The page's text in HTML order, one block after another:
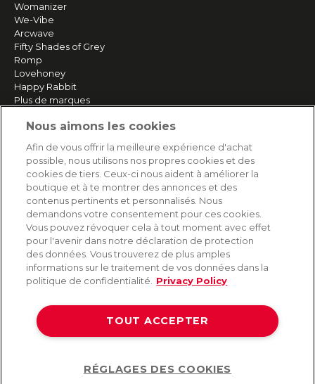
Womanizer
We-Vibe
Arcwave
Fifty Shades of Grey
Romp
Lovehoney
Happy Rabbit
Plus de marques
SERVICE
Livraison rapide et gratuite
Retours & remboursements
Paiement sécurisé
AIDE
Contact
Livraison et expédition
Foire aux questions
Protection des données
Nous aimons les cookies
Afin de vous offrir la meilleure expérience d'achat
possible, nous utilisons nos propres cookies et des
cookies de tiers. Ceux-ci nous aident à améliorer la
boutique et à te montrer des annonces et des
contenus pertinents et personnalisés. Nous
demandons votre consentement pour ces cookies.
Vous pouvez révoquer cela à tout moment avec effet
pour l'avenir dans notre déclaration de protection
des données. Vous trouverez de plus amples
informations sur le traitement de vos données dans la
politique de confidentialité.
Privacy Policy
TOUT ACCEPTER
RÉGLAGES DES COOKIES